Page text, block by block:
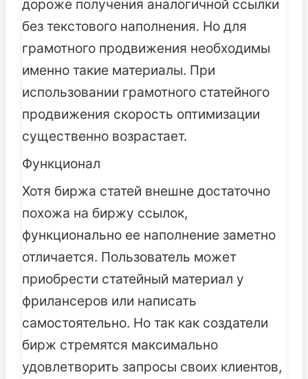
дороже получения аналогичной ссылки
без текстового наполнения. Но для
грамотного продвижения необходимы
именно такие материалы. При
использовании грамотного статейного
продвижения скорость оптимизации
существенно возрастает.
Функционал
Хотя биржа статей внешне достаточно
похожа на биржу ссылок,
функционально ее наполнение заметно
отличается. Пользователь может
приобрести статейный материал у
фрилансеров или написать
самостоятельно. Но так как создатели
бирж стремятся максимально
удовлетворить запросы своих клиентов,